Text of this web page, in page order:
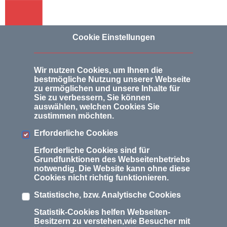
Cookie Einstellungen
Wir nutzen Cookies, um Ihnen die
bestmögliche Nutzung unserer Webseite
zu ermöglichen und unsere Inhalte für
Sie zu verbessern, Sie können
auswählen, welchen Cookies Sie
zustimmen möchten.
Erforderliche Cookies
Erforderliche Cookies sind für
Grundfunktionen des Webseitenbetriebs
notwendig. Die Website kann ohne diese
Cookies nicht richtig funktionieren.
Statistische, bzw. Analytische Cookies
Statistik-Cookies helfen Webseiten-
Besitzern zu verstehen,wie Besucher mit
Datenschutzerklärung
Erhebung personenbezogener
Daten
(1) Im Folgenden informieren wir über die
Erhebung personenbezogener Daten bei Nutzung
unserer Angebote und unserer Website.
Personenbezogene Daten sind alle Daten, die auf
Sie persönlich beziehbar sind, z. B. Name,
Adresse, E-Mail-Adressen, Nutzerverhalten. Wir